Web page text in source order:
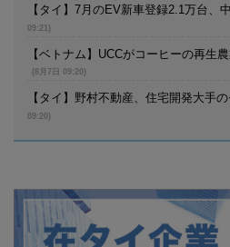
【タイ】7月のEV新車登録2.1万台、
09:21)
【ベトナム】UCCがコーヒーの再生
(8月7日 09:20)
【タイ】野村不動産、住宅開発大手
09:20)